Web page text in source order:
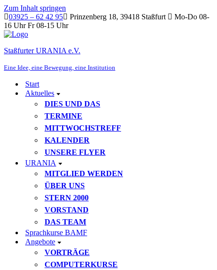
Zum Inhalt springen
03925 – 62 42 95
Prinzenberg 18, 39418 Staßfurt
Mo-Do 08-
16 Uhr Fr 08-15 Uhr
Staßfurter URANIA e.V.
Eine Idee, eine Bewegung, eine Institution
Start
Aktuelles
DIES UND DAS
TERMINE
MITTWOCHSTREFF
KALENDER
UNSERE FLYER
URANIA
MITGLIED WERDEN
ÜBER UNS
STERN 2000
VORSTAND
DAS TEAM
Sprachkurse BAMF
Angebote
VORTRÄGE
COMPUTERKURSE